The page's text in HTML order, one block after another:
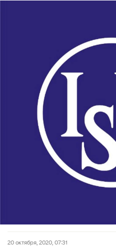
20 октября, 2020, 07:31